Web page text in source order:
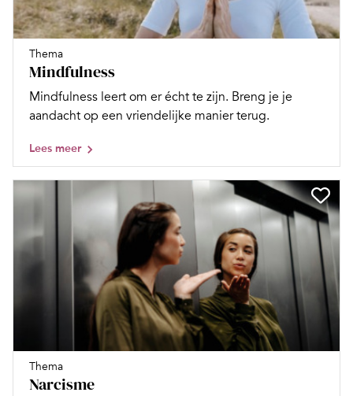
Thema
Mindfulness
Mindfulness leert om er écht te zijn. Breng je je
aandacht op een vriendelijke manier terug.
Lees meer
Thema
Narcisme